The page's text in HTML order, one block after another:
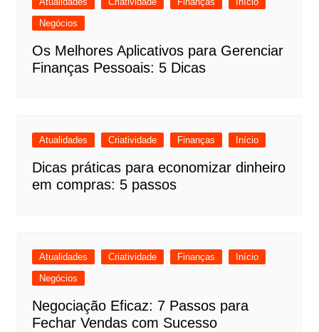
Negócios
Os Melhores Aplicativos para Gerenciar
Finanças Pessoais: 5 Dicas
Atualidades Criatividade Finanças Início
Dicas práticas para economizar dinheiro
em compras: 5 passos
Atualidades Criatividade Finanças
Início
Negócios
Negociação Eficaz: 7 Passos para
Fechar Vendas com Sucesso